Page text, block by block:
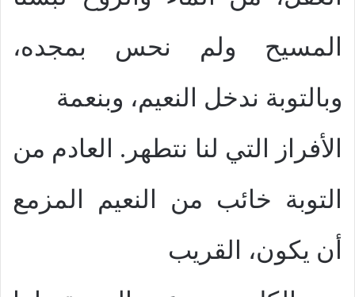
المسيح ولم نحس بمجده،
وبالتوبة ندخل النعيم، وبنعمة
الأفراز التي لنا نتطهر. العادم من
التوبة خائب من النعيم المزمع
أن يكون، القريب